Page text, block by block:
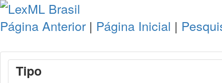
Página Anterior | Página Inicial |
Tipo